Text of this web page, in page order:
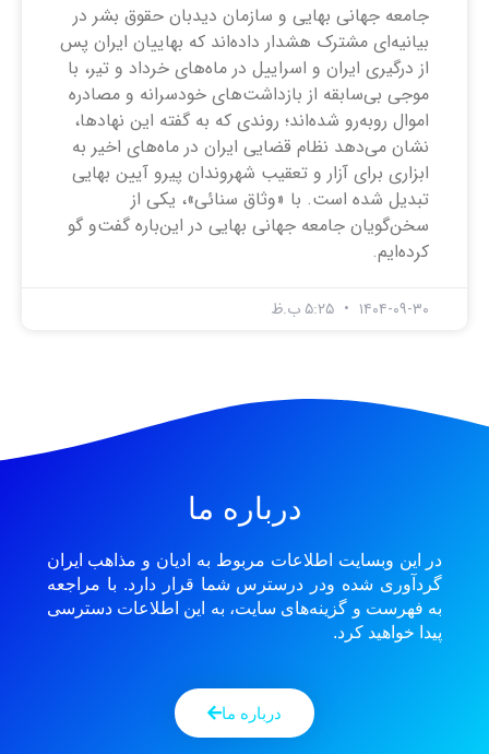
جامعه جهانی بهایی و سازمان دیدبان حقوق بشر در
بیانیه‌ای مشترک هشدار داده‌اند که بهاییان ایران پس
از درگیری ایران و اسراییل در ماه‌های خرداد و تیر، با
موجی بی‌سابقه از بازداشت‌های خودسرانه و مصادره
اموال روبه‌رو شده‌اند؛ روندی که به گفته این نهاد‌ها،
نشان می‌دهد نظام قضایی ایران در ماه‌های اخیر به
ابزاری برای آزار و تعقیب شهروندان پیرو آیین بهایی
تبدیل شده است. با «وثاق سنائی»، یکی از
سخن‌گویان جامعه جهانی بهایی در این‌باره گفت‌و گو
کرده‌ایم.
۱۴۰۴-۰۹-۳۰
درباره ما
در این وبسایت اطلاعات مربوط به ادیان و مذاهب ایران
گردآوری شده ودر درسترس شما قرار دارد. با مراجعه
به فهرست و گزینه‌های سایت، به این اطلاعات دسترسی
پیدا خواهید کرد.
درباره ما